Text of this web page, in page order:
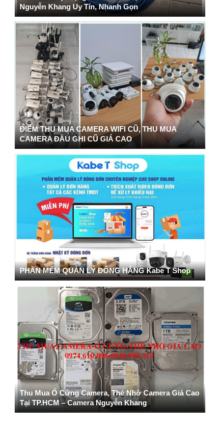
Nguyễn Khang Uy Tín, Nhanh Gọn
ĐIỂM THU MUA CAMERA WIFI CŨ, THU MUA
CAMERA ĐẦU GHI CŨ GIÁ CAO
PHẦN MỀM QUẢN LÝ ĐÓNG HÀNG Kabe T Shop
Thu Mua Ổ Cứng Camera, Thẻ Nhớ Camera Giá Cao
Tại TP.HCM – Camera Nguyễn Khang